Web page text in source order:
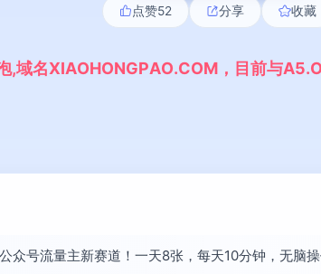
点赞52 分享 收藏
,域名XIAOHONGPAO.COM ， 目 前与A5.O
众号流量主新赛道！一天8张，每天10分钟，无脑